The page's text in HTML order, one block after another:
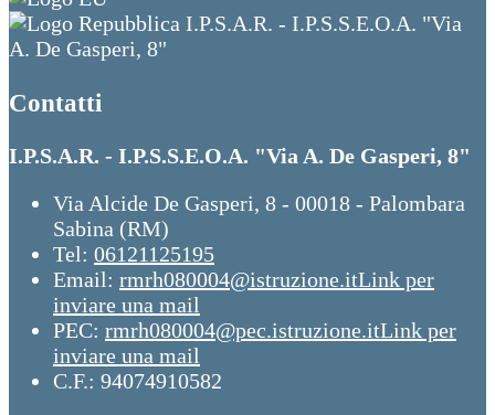
I.P.S.A.R. - I.P.S.S.E.O.A. "Via
A. De Gasperi, 8"
Contatti
I.P.S.A.R. - I.P.S.S.E.O.A. "Via A. De Gasperi, 8"
Via Alcide De Gasperi, 8 - 00018 - Palombara
Sabina (RM)
Tel: 06121125195
Email: rmrh080004@istruzione.itLink per
inviare una mail
PEC: rmrh080004@pec.istruzione.itLink per
inviare una mail
C.F.: 94074910582